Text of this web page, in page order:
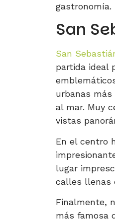
gastronomía.
San
San
partida ideal
urbanas
al mar. Muy
vistas
En el centro
lugar
calles llenas
Finalmente,
más famosa